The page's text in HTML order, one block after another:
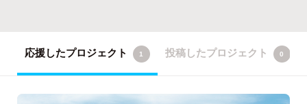
応援したプロジェクト 1 投稿したプロジェクト 0